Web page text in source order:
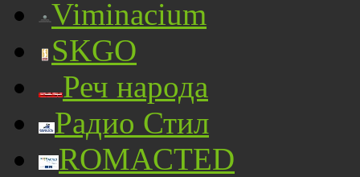
Viminacium
SKGO
Реч народа
Радио Стил
ROMACTED